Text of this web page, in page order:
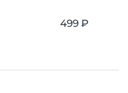
499₽